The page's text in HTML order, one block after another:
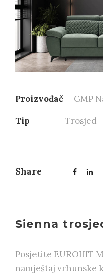
Proizvođač
GMP
Tip
Trosjed
Share
Sienna
Posjetite EUROHIT
namještaj vrhunske